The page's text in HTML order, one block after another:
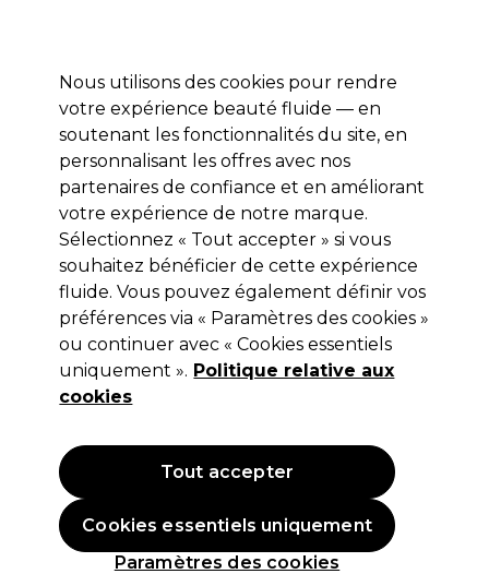
Se connecter
Marques Bons plans Coiffure Electro et Matériel
Livraison et délais
lire la suite
Marques
Acheter les marques
Masquer l'index A - Z
M N O P
Nous utilisons des cookies pour rendre
votre expérience beauté fluide — en
soutenant les fonctionnalités du site, en
personnalisant les offres avec nos
partenaires de confiance et en améliorant
votre expérience de notre marque.
Sélectionnez « Tout accepter » si vous
souhaitez bénéficier de cette expérience
fluide. Vous pouvez également définir vos
préférences via « Paramètres des cookies »
ou continuer avec « Cookies essentiels
uniquement ». Politique relative aux
cookies
Paramètres des cookies
Cookies essentiels uniquement
Tout accepter